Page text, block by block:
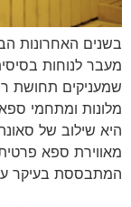
בשנים האחרונות
מעבר לנוחות
שמעניקים תחושת
מלונות ומתחמי
היא שילוב של
מאווירת ספא
המתבססת בעיקר